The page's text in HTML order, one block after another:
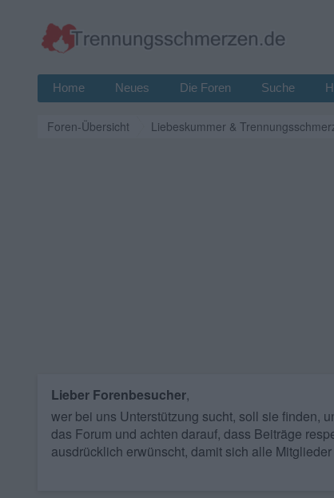
Home Neues Die Foren Suche
Foren-Übersicht Liebeskummer &
Lieber Forenbesucher,
wer bei uns Unterstützung sucht, soll sie finden,
das Forum und achten darauf, dass Beiträge
ausdrücklich erwünscht, damit sich alle